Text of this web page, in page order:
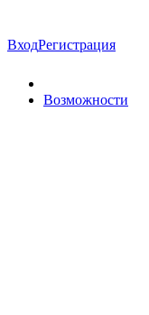
ВходРегистрация
Возможности